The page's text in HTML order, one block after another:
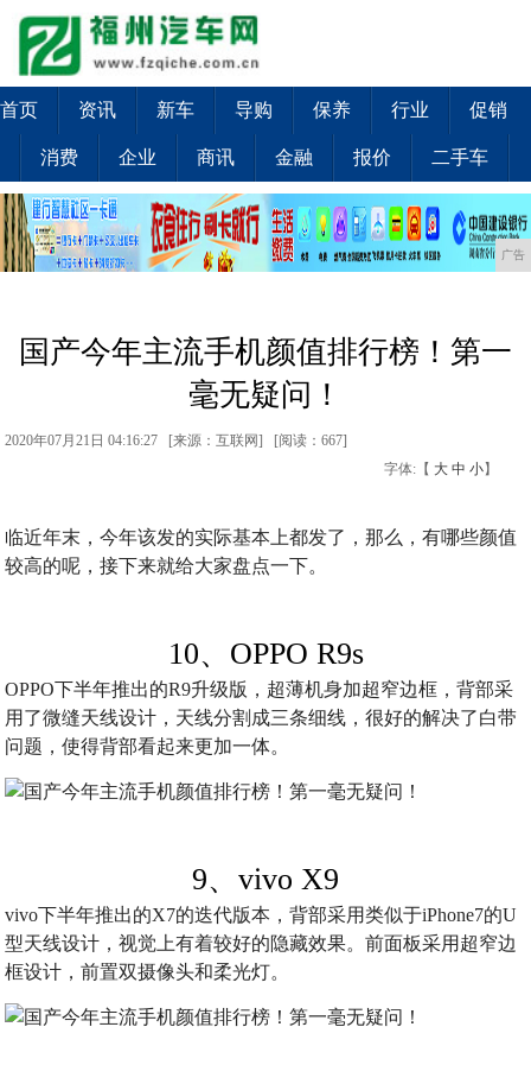
首页 资讯 新车 导购 保养 行业 促销
消费 企业 商讯 金融 报价 二手车
广告
国产今年主流手机颜值排行榜！第一
毫无疑问！
2020年07月21日 04:16:27 [来源：互联网] [阅读：667]
字体:【 大 中 小】
临近年末，今年该发的实际基本上都发了，那么，有哪些颜值
较高的呢，接下来就给大家盘点一下。
10、OPPO R9s
OPPO下半年推出的R9升级版，超薄机身加超窄边框，背部采
用了微缝天线设计，天线分割成三条细线，很好的解决了白带
问题，使得背部看起来更加一体。
9、vivo X9
vivo下半年推出的X7的迭代版本，背部采用类似于iPhone7的U
型天线设计，视觉上有着较好的隐藏效果。前面板采用超窄边
框设计，前置双摄像头和柔光灯。